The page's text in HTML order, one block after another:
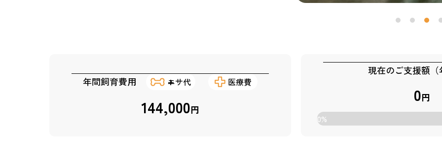
年間飼育費用 エサ代 医療費
144,000円
現在のご支援額（
0円
0%